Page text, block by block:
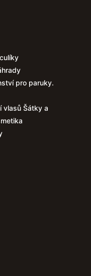
pro paruky.
vlasů Šátky a